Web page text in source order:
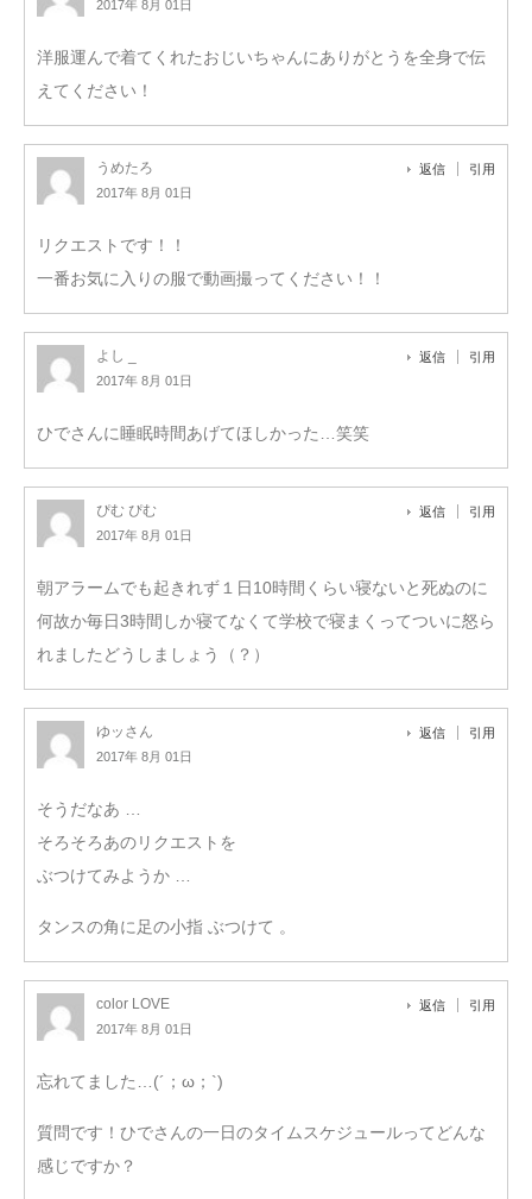
2017年 8月 01日
洋服運んで着てくれたおじいちゃんにありがとうを全身で伝
えてください！
うめたろ
2017年 8月 01日
返信 引用
リクエストです！！
一番お気に入りの服で動画撮ってください！！
よし _
2017年 8月 01日
返信 引用
ひでさんに睡眠時間あげてほしかった…笑笑
ぴむ ぴむ
2017年 8月 01日
返信 引用
朝アラームでも起きれず１日10時間くらい寝ないと死ぬのに
何故か毎日3時間しか寝てなくて学校で寝まくってついに怒ら
れましたどうしましょう（？）
ゆッさん
2017年 8月 01日
返信 引用
そうだなあ …
そろそろあのリクエストを
ぶつけてみようか …
タンスの角に足の小指 ぶつけて 。
color LOVE
2017年 8月 01日
返信 引用
忘れてました…(´；ω；`)
質問です！ひでさんの一日のタイムスケジュールってどんな
感じですか？